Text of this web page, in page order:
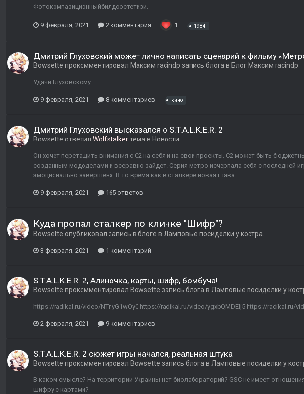
Фотокомпазиционныйбилдоэстетизи.
9 февраля, 2021 2 комментария 1 1984
Дмитрий Глуховский может лично написать сценарий к фильму
Bowsette прокомментировал Максим raсindp запись блога в Блог Максим raсindp
Удачи Глуховскому.
9 февраля, 2021 8 комментариев кино
Дмитрий Глуховский высказался о S.T.A.L.K.E.R. 2
Bowsette ответил Wolfstalkerтема в Новости
Он хочет перетащить внимания с С2 на себя и на свои проекты. С2 может быть
созданным мододелами и всеравно зайдет. Серия метро исчерпала себя с последней
эмоционально завершена. В то время как в сталкере новая глава.
9 февраля, 2021 165 ответов
Куда пропал сталкер по кличке "Шифр"?
Bowsette опубликовал запись в блоге в Ламповые посиделки у костра.
3 февраля, 2021 1 комментарий
S.T.A.L.K.E.R. 2, Алиночка, карты, шифр, бомбуча!
Bowsette прокомментировал Bowsette запись блога в Ламповые посиделки у
https://radikal.ru/video/NTrlyG1wOy0 https://radikal.ru/video/ygxbQMDEIj5 https://radikal.ru/
2 февраля, 2021 9 комментариев
S.T.A.L.K.E.R. 2 сюжет игры начался, реальная штука
Bowsette прокомментировал Bowsette запись блога в Ламповые посиделки у
В каком смысле? На территории Украины нет биолабораторий? GSC не имеет
шифру с картами?